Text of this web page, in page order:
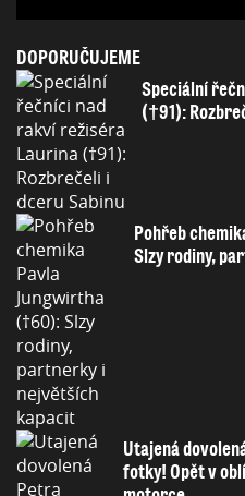
DOPORUČUJEME
Speciální
(†91):
Pohřeb
Slzy rodiny,
Utajená
fotky! Opět v